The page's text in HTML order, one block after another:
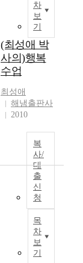
차
보
기
(최성애 박
사의)행복
수업
최성애
해냄출판사
2010
복
사/
대
출
신
청
목
차
보
기